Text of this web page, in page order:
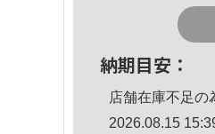
納期目安：
店舗在庫不足の
2026.08.15